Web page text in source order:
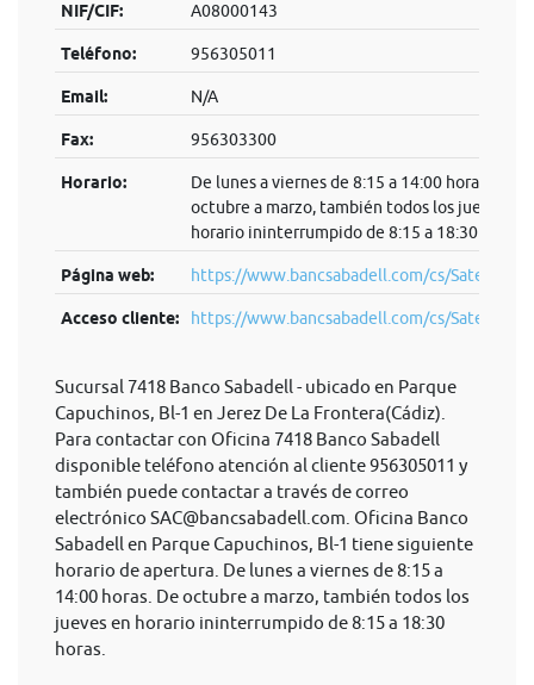
NIF/CIF: A08000143
Teléfono: 956305011
Email: N/A
Fax: 956303300
Horario:
De lunes a viernes de 8:15 a 14:00 horas. De
octubre a marzo, también todos los jueves en
horario ininterrumpido de 8:15 a 18:30 horas.
Página web: https://www.bancsabadell.com/cs/Satellite/
Acceso cliente: https://www.bancsabadell.com/cs/Satel...
Sucursal 7418 Banco Sabadell - ubicado en Parque
Capuchinos, Bl-1 en Jerez De La Frontera(Cádiz).
Para contactar con Oficina 7418 Banco Sabadell
disponible teléfono atención al cliente 956305011 y
también puede contactar a través de correo
electrónico SAC@bancsabadell.com . Oficina Banco
Sabadell en Parque Capuchinos, Bl-1 tiene siguiente
horario de apertura. De lunes a viernes de 8:15 a
14:00 horas. De octubre a marzo, también todos los
jueves en horario ininterrumpido de 8:15 a 18:30
horas.